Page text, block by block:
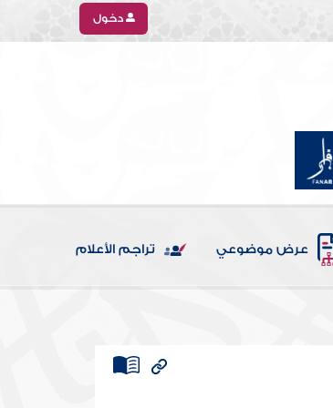
دخول
عرض موضوعي تراجم الأعلام